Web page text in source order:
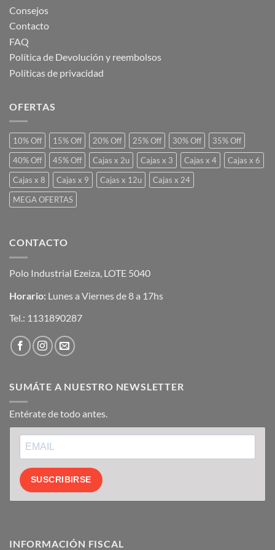
Consejos
Contacto
FAQ
Política de Devolución y reembolsos
Políticas de privacidad
OFERTAS
10% Off 15% Off 20% Off 25% Off 30% Off
35% Off
40% Off
45% Off Cajas x 2u Cajas x 3 Cajas x 4
Cajas x 6
Cajas x 8
Cajas x 9 Cajas x 12u
Cajas x 24
MEGA OFERTAS
CONTACTO
Polo Industrial Ezeiza, LOTE 5040
Horario: Lunes a Viernes de 8 a 17hs
Tel.: 1131890287
SUMÁTE A NUESTRO NEWSLETTER
Entérate de todo antes.
SUSCRIBIRSE
INFORMACIÓN FISCAL